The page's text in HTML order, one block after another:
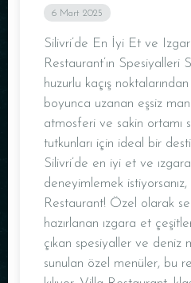
6 Mart 2025
Silivri’de En İyi Et ve
Restaurant’ın Spesiyalleri
huzurlu kaçış
boyunca uzanan eşsiz
atmosferi ve sakin ortamı
tutkunları için ideal bir
Silivri’de en iyi et ve
deneyimlemek
Restaurant! Özel olarak
hazırlanan ızgara et
çıkan spesiyaller ve deniz
sunulan özel menüler, bu